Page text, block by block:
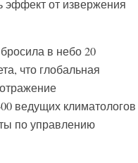
эффект от извержения
в небо 20
что глобальная
ведущих климатологов
по управлению